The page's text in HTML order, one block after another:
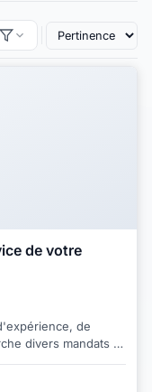
de votre
de
divers mandats : -